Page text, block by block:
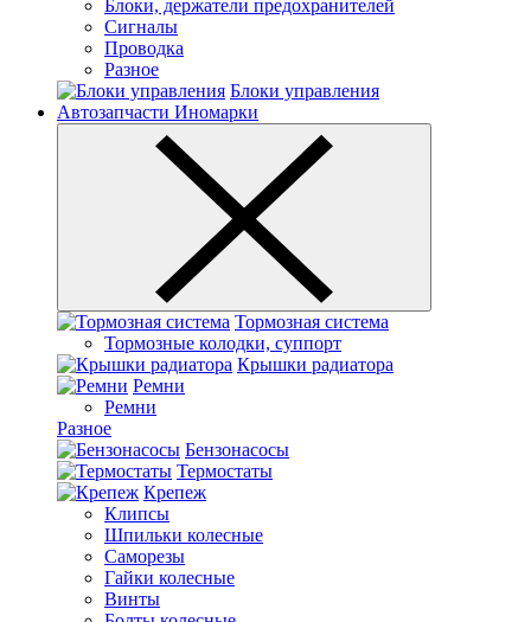
Блоки, держатели предохранителей
Сигналы
Проводка
Разное
Блоки управления
Автозапчасти Иномарки
Тормозная система
Тормозные колодки, суппорт
Крышки радиатора
Ремни
Ремни
Разное
Бензонасосы
Термостаты
Крепеж
Клипсы
Шпильки колесные
Саморезы
Гайки колесные
Винты